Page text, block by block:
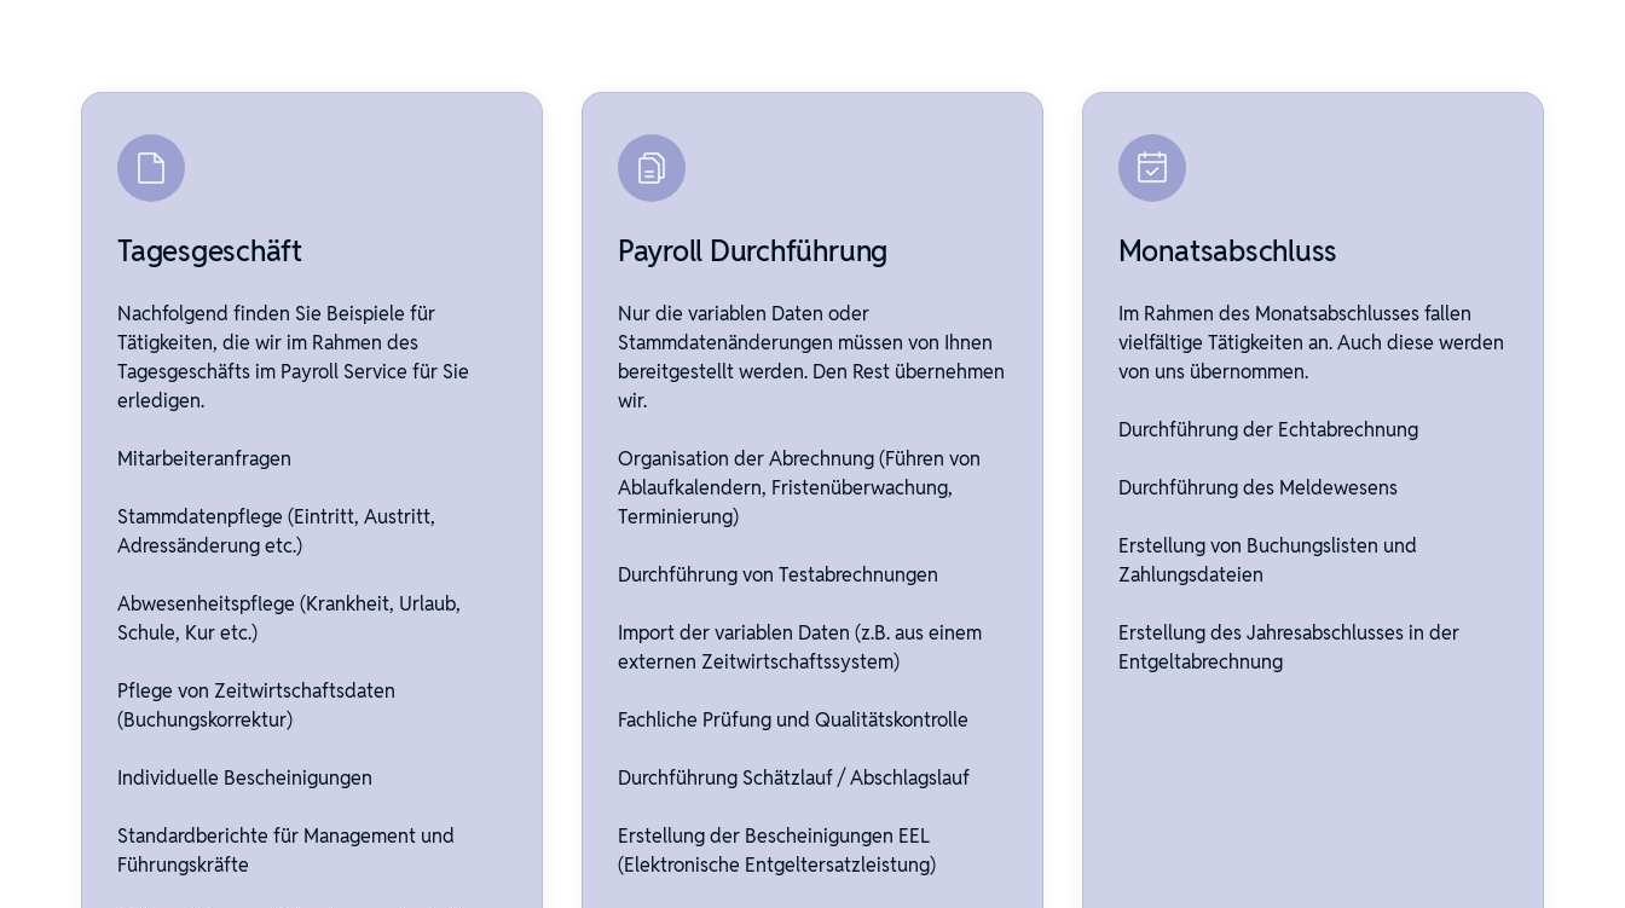
Tagesgeschäft
Nachfolgend finden Sie Beispiele für
Tätigkeiten, die wir im Rahmen des
Tagesgeschäfts im Payroll Service für Sie
erledigen.
Mitarbeiteranfragen
Stammdatenpflege (Eintritt, Austritt,
Adressänderung etc.)
Abwesenheitspflege (Krankheit, Urlaub,
Schule, Kur etc.)
Pflege von Zeitwirtschaftsdaten
(Buchungskorrektur)
Individuelle Bescheinigungen
Standardberichte für Management und
Führungskräfte
Payroll Durchführung
Nur die variablen Daten oder
Stammdatenänderungen müssen von Ihnen
bereitgestellt werden. Den Rest übernehmen
wir.
Organisation der Abrechnung (Führen von
Ablaufkalendern, Fristenüberwachung,
Terminierung)
Durchführung von Testabrechnungen
Import der variablen Daten (z.B. aus einem
externen Zeitwirtschaftssystem)
Fachliche Prüfung und Qualitätskontrolle
Durchführung Schätzlauf / Abschlagslauf
Erstellung der Bescheinigungen EEL
(Elektronische Entgeltersatzleistung)
Monatsabschluss
Im Rahmen des Monatsabschlusses fallen
vielfältige Tätigkeiten an. Auch diese werden
von uns übernommen.
Durchführung der Echtabrechnung
Durchführung des Meldewesens
Erstellung von Buchungslisten und
Zahlungsdateien
Erstellung des Jahresabschlusses in der
Entgeltabrechnung